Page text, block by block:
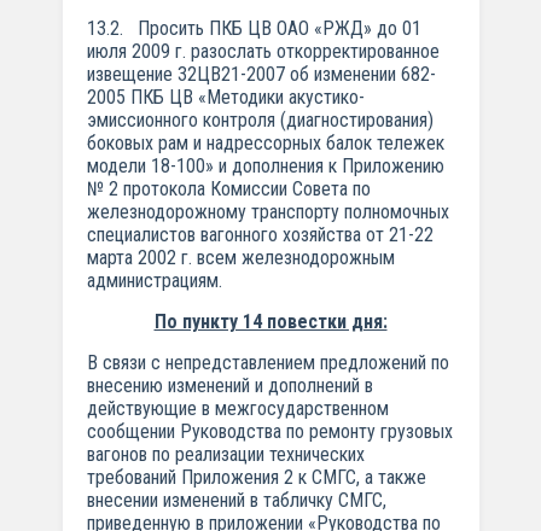
13.2. Просить ПКБ ЦВ ОАО «РЖД» до 01
июля 2009 г. разослать откорректированное
извещение 32ЦВ21-2007 об изменении 682-
2005 ПКБ ЦВ «Методики акустико-
эмиссионного контроля (диагностирования)
боковых рам и надрессорных балок тележек
модели 18-100» и дополнения к Приложению
№ 2 протокола Комиссии Совета по
железнодорожному транспорту полномочных
специалистов вагонного хозяйства от 21-22
марта 2002 г. всем железнодорожным
администрациям.
По пункту 14 повестки дня:
В связи с непредставлением предложений по
внесению изменений и дополнений в
действующие в межгосударственном
сообщении Руководства по ремонту грузовых
вагонов по реализации технических
требований Приложения 2 к СМГС, а также
внесении изменений в табличку СМГС,
приведенную в приложении «Руководства по